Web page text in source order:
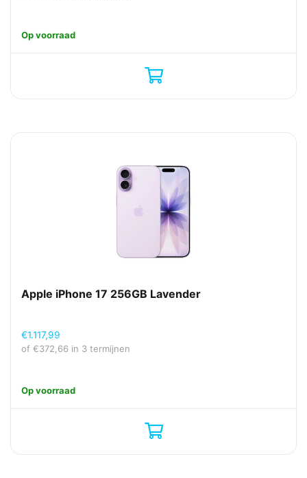
Op voorraad
Apple iPhone 17 256GB Lavender
€1.117,99
of €372,66 in 3 termijnen
Op voorraad